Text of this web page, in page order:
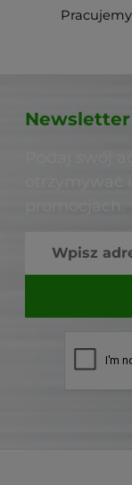
Newsletter